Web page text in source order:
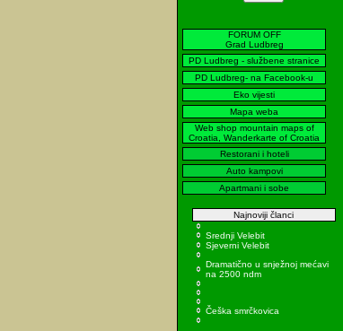
FORUM OFF
Grad Ludbreg
PD Ludbreg - službene stranice
PD Ludbreg- na Facebook-u
Eko vijesti
Mapa weba
Web shop mountain maps of
Croatia, Wanderkarte of Croatia
Restorani i hoteli
Auto kampovi
Apartmani i sobe
Najnoviji članci
Srednji Velebit
Sjeverni Velebit
Dramatično u snježnoj mećavi
na 2500 ndm
Češka smrčkovica